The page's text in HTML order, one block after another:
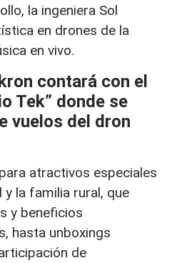
la ingeniera Sol
en drones de la
en vivo.
contará con el
Tek” donde se
vuelos del dron
atractivos especiales
y la familia rural, que
y beneficios
hasta unboxings
de